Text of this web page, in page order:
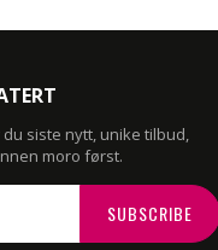
siste nytt, unike tilbud,
moro først.
SUBSCRIBE